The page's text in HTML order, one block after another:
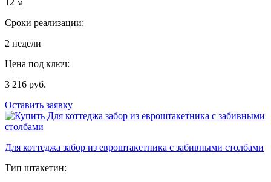
Сроки реализации:
2 недели
Цена под ключ:
3 216 руб.
Оставить заявку
Для коттеджа забор из евроштакетника с забивными столбами
Тип штакетин: